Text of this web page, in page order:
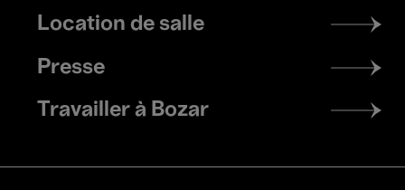
Location de salle
Presse
Travailler à Bozar